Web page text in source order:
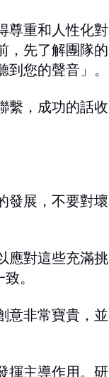
尊重和人性化對
，先了解團隊的
您的聲音」。
繫，成功的話收
發展，不要對壞
應對這些充滿挑
。
意非常寶貴，並
揮主導作用。研